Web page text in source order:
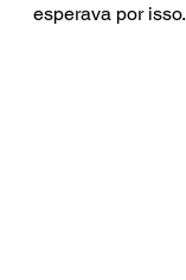
esperava por isso.